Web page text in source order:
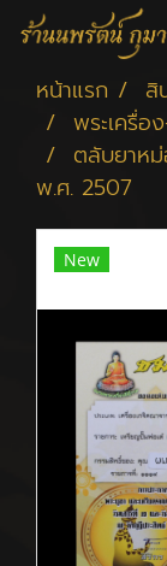
หน้าแรก สิ
พระเครื่อ
ตลับยาห
พ.ศ. 2507
New